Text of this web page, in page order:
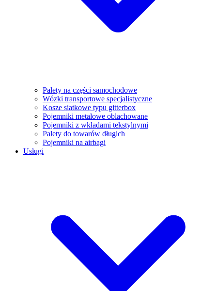
Palety na części samochodowe
Wózki transportowe specjalistyczne
Kosze siatkowe typu gitterbox
Pojemniki metalowe oblachowane
Pojemniki z wkładami tekstylnymi
Palety do towarów długich
Pojemniki na airbagi
Usługi